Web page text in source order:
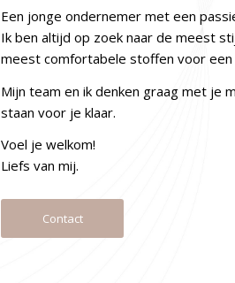
Een jonge ondernemer met een
Ik ben altijd op zoek naar de meest
meest comfortabele stoffen voor een
Mijn team en ik denken graag met je
staan voor je klaar.
Voel je welkom!
Liefs van mij.
Contact